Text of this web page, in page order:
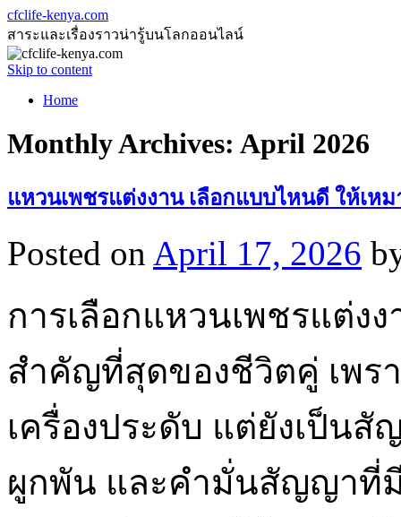
cfclife-kenya.com
สาระและเรื่องราวน่ารู้บนโลกออนไลน์
Skip to content
Home
Monthly Archives: April 2026
แหวนเพชรแต่งงาน เลือกแบบไหนดี ให้เห
Posted on April 17, 2026
การเลือกแหวนเพชรแต่ง
สำคัญที่สุดของชีวิตคู่ เพร
เครื่องประดับ แต่ยังเป็น
ผูกพัน และคำมั่นสัญญาที่